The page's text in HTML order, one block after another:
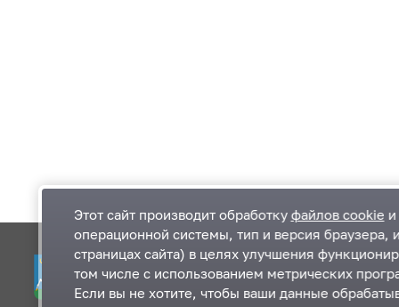
Одинцовский городской округ Московской
области
Этот сайт производит обработку файлов cookie
операционной системы, тип и версия браузера,
страницах сайта) в целях улучшения
том числе с использованием метрических
Если вы не хотите, чтобы ваши данные